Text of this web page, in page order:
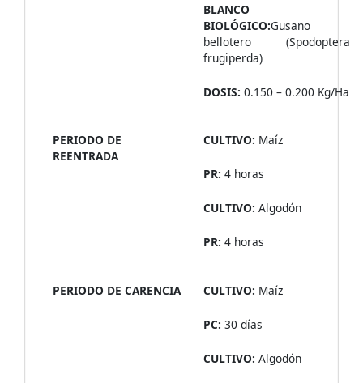
BLANCO
BIOLÓGICO:Gusano
bellotero (Spodoptera
frugiperda)
DOSIS: 0.150 – 0.200 Kg/Ha
PERIODO DE
REENTRADA
CULTIVO: Maíz
PR: 4 horas
CULTIVO: Algodón
PR: 4 horas
PERIODO DE CARENCIA CULTIVO: Maíz
PC: 30 días
CULTIVO: Algodón